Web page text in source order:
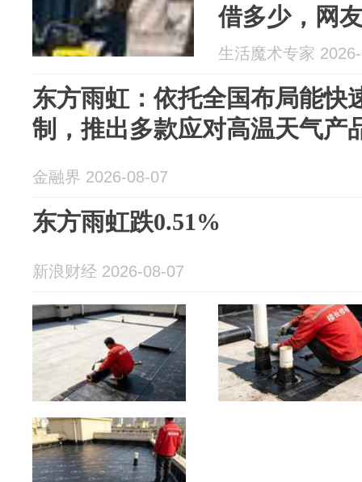
借多少，网
生活魔术专家
东方雨虹：依托全国布局能快
制，推出多款应对高温天气产
金融界 2026-08-07
东方雨虹跌0.51%
新浪财经 2026-08-07